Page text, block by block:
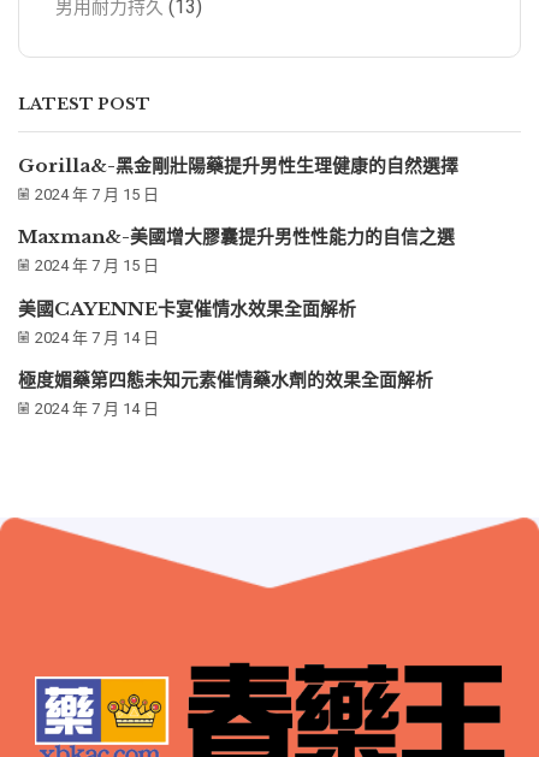
男用耐力持久 (13)
LATEST POST
Gorilla&-黑金剛壯陽藥提升男性生理健康的自然選擇
2024 年 7 月 15 日
Maxman&-美國增大膠囊提升男性性能力的自信之選
2024 年 7 月 15 日
美國CAYENNE卡宴催情水效果全面解析
2024 年 7 月 14 日
極度媚藥第四態未知元素催情藥水劑的效果全面解析
2024 年 7 月 14 日